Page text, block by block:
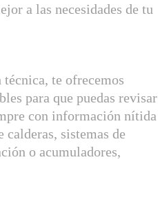
a las necesidades de tu
te ofrecemos
para que puedas revisar
con información nítida
calderas, sistemas de
o acumuladores,